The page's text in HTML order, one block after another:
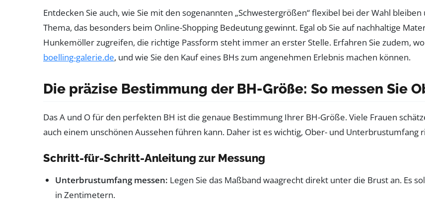
Entdecken Sie auch, wie Sie mit den sogenannten „Schwestergrößen“ flexibel bei der Wahl
Thema, das besonders beim Online-Shopping Bedeutung gewinnt. Egal ob Sie auf nachhaltige
Hunkemöller zugreifen, die richtige Passform steht immer an erster Stelle. Erfahren Sie zudem,
boelling-galerie.de, und wie Sie den Kauf eines BHs zum angenehmen Erlebnis machen können.
Die präzise Bestimmung der BH-Größe: So messen Sie
Das A und O für den perfekten BH ist die genaue Bestimmung Ihrer BH-Größe. Viele Frauen
auch einem unschönen Aussehen führen kann. Daher ist es wichtig, Ober- und Unterbrustumfang
Schritt-für-Schritt-Anleitung zur Messung
Unterbrustumfang messen: Legen Sie das Maßband waagrecht direkt unter die Brust an. Es
in Zentimetern.